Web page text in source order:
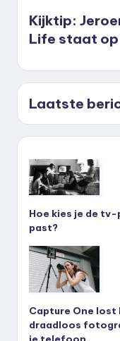
Kijktip:
Life staat op
Laatste
Hoe kies je de
past?
Capture One
draadloos